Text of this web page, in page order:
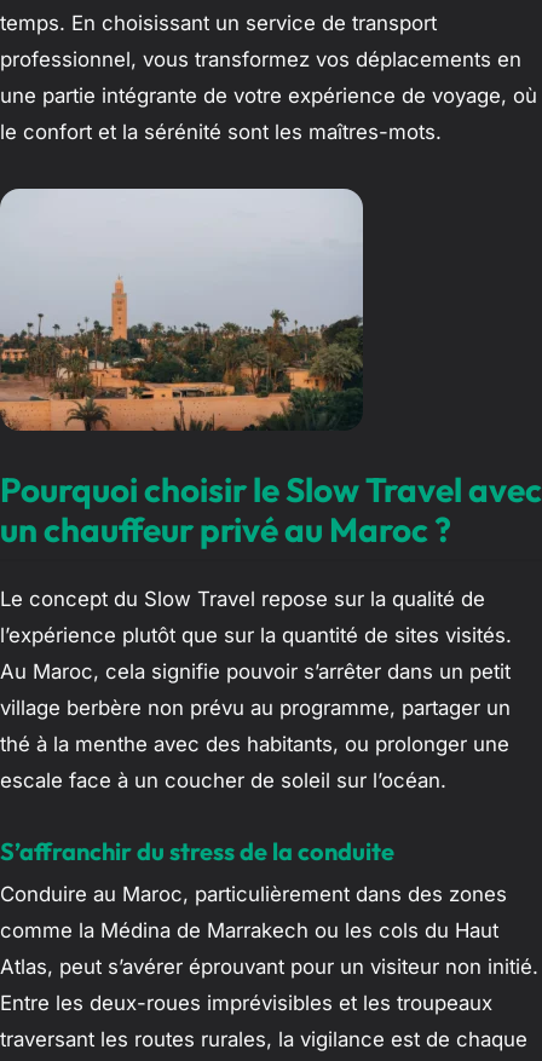
temps. En choisissant un service de transport
professionnel, vous transformez vos déplacements en
une partie intégrante de votre expérience de voyage, où
le confort et la sérénité sont les maîtres-mots.
Pourquoi choisir le Slow Travel avec
un chauffeur privé au Maroc ?
Le concept du Slow Travel repose sur la qualité de
l’expérience plutôt que sur la quantité de sites visités.
Au Maroc, cela signifie pouvoir s’arrêter dans un petit
village berbère non prévu au programme, partager un
thé à la menthe avec des habitants, ou prolonger une
escale face à un coucher de soleil sur l’océan.
S’affranchir du stress de la conduite
Conduire au Maroc, particulièrement dans des zones
comme la Médina de Marrakech ou les cols du Haut
Atlas, peut s’avérer éprouvant pour un visiteur non initié.
Entre les deux-roues imprévisibles et les troupeaux
traversant les routes rurales, la vigilance est de chaque